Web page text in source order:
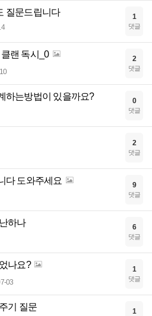
질문드립니다 1
댓글
랜 독시_0 2
댓글
하는방법이 있을까요? 0
댓글
2
댓글
다 도와주세요 9
댓글
하나 6
댓글
나요?
03
1
댓글
기 질문 1